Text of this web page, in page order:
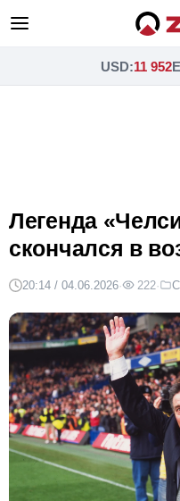
USD:11 952
Легенда
скончался в
20:14 / 04.06.2026· 222·